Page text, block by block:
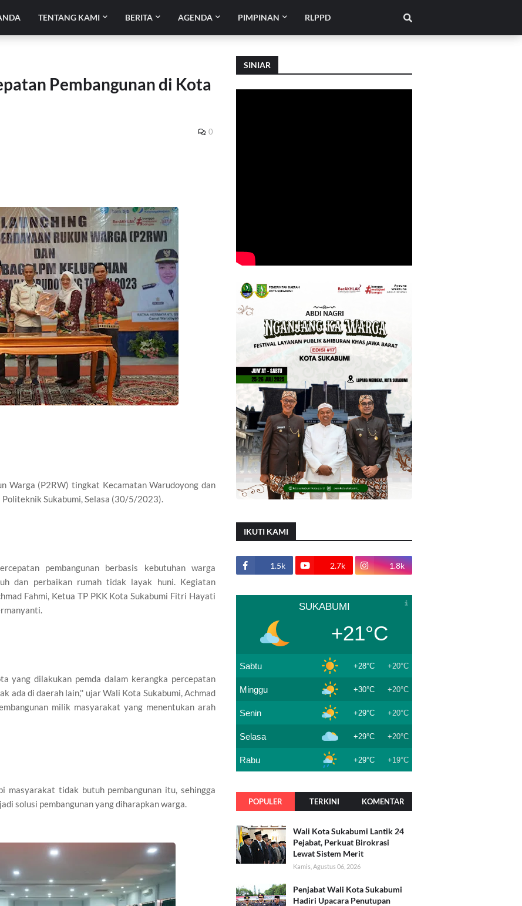
TENTANG KAMI BERITA AGENDA PIMPINAN RLPPD
Pembangunan di Kota
0
Warga (P2RW) tingkat Kecamatan Warudoyong dan
Sukabumi, Selasa (30/5/2023).
pembangunan berbasis kebutuhan warga
dan perbaikan rumah tidak layak huni. Kegiatan
Fahmi, Ketua TP PKK Kota Sukabumi Fitri Hayati
yang dilakukan pemda dalam kerangka percepatan
ada di daerah lain,'' ujar Wali Kota Sukabumi, Achmad
milik masyarakat yang menentukan arah
masyarakat tidak butuh pembangunan itu, sehingga
solusi pembangunan yang diharapkan warga.
SINIAR
IKUTI KAMI
1.5k 2.7k 1.8k
SUKABUMI
+21°C
Sabtu +28°C +20°C
Minggu +30°C +20°C
Senin +29°C +20°C
Selasa +29°C +20°C
Rabu +29°C +19°C
POPULER TERKINI KOMENTAR
Wali Kota Sukabumi Lantik 24
Pejabat, Perkuat Birokrasi
Lewat Sistem Merit
Kamis, Agustus 06, 2026
Penjabat Wali Kota Sukabumi
Hadiri Upacara Penutupan